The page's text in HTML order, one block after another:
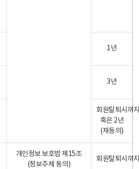
1년
3년
회원탈퇴시까
혹은 2년
(재동의)
개인정보 보호법 제15조
(정보주체 동의)
회원탈퇴시까